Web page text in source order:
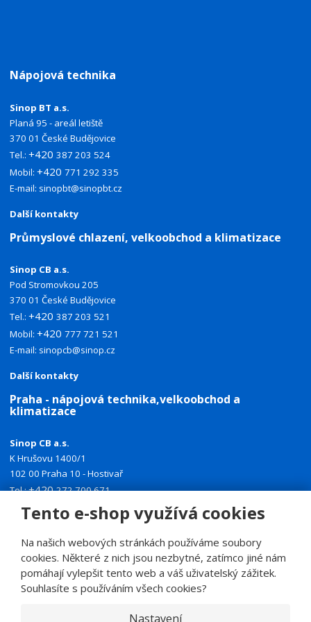
Tento e-shop využívá cookies
Na našich webových stránkách používáme soubory
cookies. Některé z nich jsou nezbytné, zatímco jiné nám
pomáhají vylepšit tento web a váš uživatelský zážitek.
Souhlasíte s používáním všech cookies?
Nastavení
Nápojová technika
Sinop BT a.s.
Planá 95 - areál letiště
370 01 České Budějovice
Tel.:+420387 203 524
Mobil:+420771 292 335
E-mail: sinopbt@sinopbt.cz
Další kontakty
Průmyslové chlazení, velkoobchod a klimatizace
Sinop CB a.s.
Pod Stromovkou 205
370 01 České Budějovice
Tel.:+420387 203 521
Mobil:+420777 721 521
E-mail: sinopcb@sinop.cz
Další kontakty
Praha - nápojová technika,velkoobchod a
klimatizace
Sinop CB a.s.
K Hrušovu 1400/1
102 00 Praha 10 - Hostivař
Tel.:+420272 700 671
Mobil:+420774 335 918
E-mail:sinoppraha@sinop.cz
Další kontakty